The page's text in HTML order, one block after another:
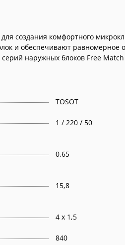
создания комфортного
и обеспечивают
серий наружных блоков Free
TOSOT
1 / 220 / 50
0,65
15,8
4 х 1,5
840